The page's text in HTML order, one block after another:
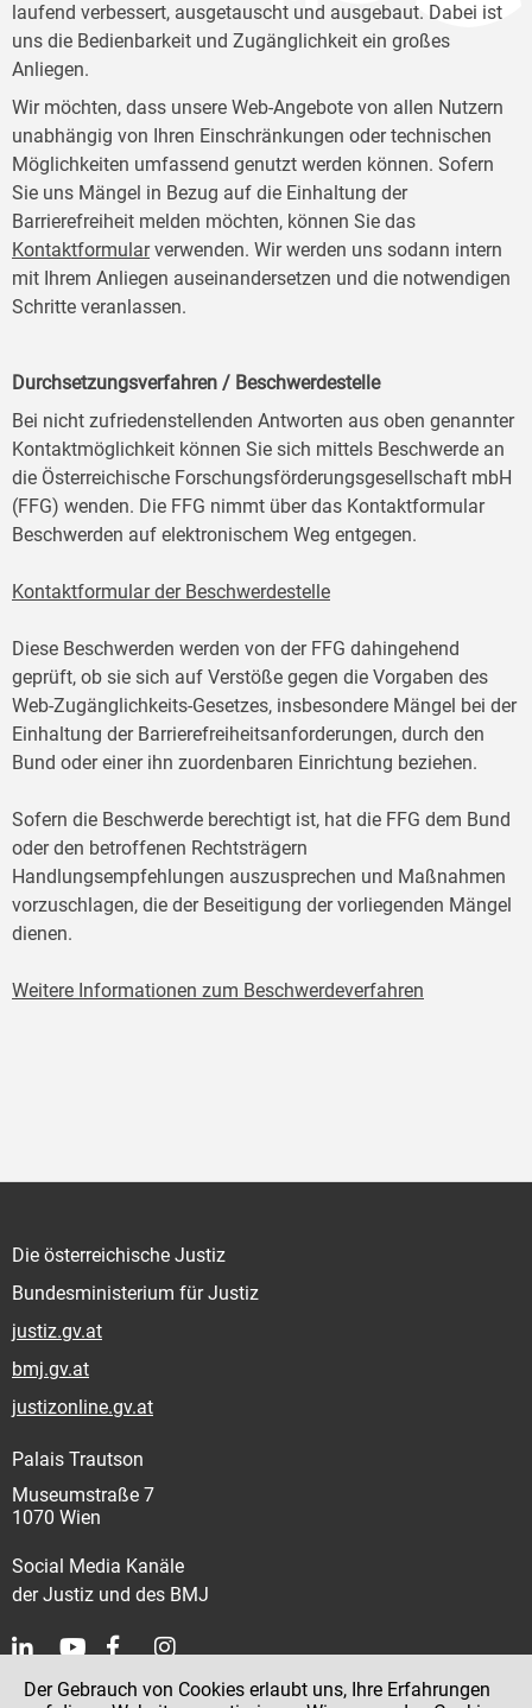
laufend verbessert, ausgetauscht und ausgebaut. Dabei ist
uns die Bedienbarkeit und Zugänglichkeit ein großes
Anliegen.
Wir möchten, dass unsere Web-Angebote von allen Nutzern
unabhängig von Ihren Einschränkungen oder technischen
Möglichkeiten umfassend genutzt werden können. Sofern
Sie uns Mängel in Bezug auf die Einhaltung der
Barrierefreiheit melden möchten, können Sie das
Kontaktformularverwenden. Wir werden uns sodann intern
mit Ihrem Anliegen auseinandersetzen und die notwendigen
Schritte veranlassen.
Durchsetzungsverfahren / Beschwerdestelle
Bei nicht zufriedenstellenden Antworten aus oben genannter
Kontaktmöglichkeit können Sie sich mittels Beschwerde an
die Österreichische Forschungsförderungsgesellschaft mbH
(FFG) wenden. Die FFG nimmt über das Kontaktformular
Beschwerden auf elektronischem Weg entgegen.
Kontaktformular der Beschwerdestelle
Diese Beschwerden werden von der FFG dahingehend
geprüft, ob sie sich auf Verstöße gegen die Vorgaben des
Web-Zugänglichkeits-Gesetzes, insbesondere Mängel bei der
Einhaltung der Barrierefreiheitsanforderungen, durch den
Bund oder einer ihn zuordenbaren Einrichtung beziehen.
Sofern die Beschwerde berechtigt ist, hat die FFG dem Bund
oder den betroffenen Rechtsträgern
Handlungsempfehlungen auszusprechen und Maßnahmen
vorzuschlagen, die der Beseitigung der vorliegenden Mängel
dienen.
Weitere Informationen zum Beschwerdeverfahren
Die österreichische Justiz
Bundesministerium für Justiz
justiz.gv.at
bmj.gv.at
justizonline.gv.at
Palais Trautson
Museumstraße 7
1070 Wien
Social Media Kanäle
der Justiz und des BMJ
Kontakt
Der Gebrauch von Cookies erlaubt uns, Ihre Erfahrungen